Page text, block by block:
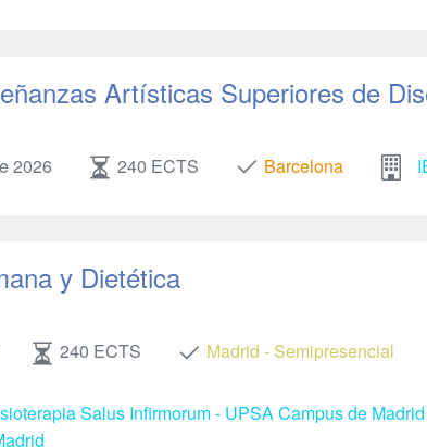
Artísticas Superiores de
2026 240 ECTS Barcelona
y Dietética
240 ECTS Madrid - Semipresencial
Salus Infirmorum - UPSA Campus de